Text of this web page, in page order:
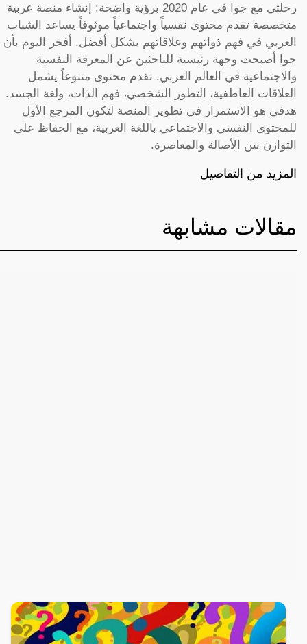
رحلتي مع جوا في عام 2020 برؤية واضحة: إنشاء منصة عربية
متخصصة تقدم محتوى نفسياً واجتماعياً موثوقاً يساعد الشباب
العربي في فهم ذواتهم وعلاقاتهم بشكل أفضل. أفخر اليوم بأن
جوا أصبحت وجهة رئيسية للباحثين عن المعرفة النفسية
والاجتماعية في العالم العربي. نقدم محتوى متنوعاً يشمل
العلاقات العاطفية، التطور الشخصي، فهم الذات، ولغة الجسد.
هدفي هو الاستمرار في تطوير المنصة لتكون المرجع الأول
للمحتوى النفسي والاجتماعي باللغة العربية، مع الحفاظ على
التوازن بين الأصالة والمعاصرة.
المزيد من التفاصيل
مقالات مشابهة